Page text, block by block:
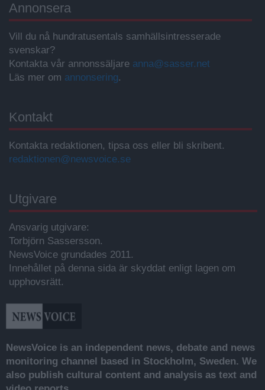
Annonsera
Vill du nå hundratusentals samhällsintresserade
svenskar?
Kontakta vår annonssäljare anna@sasser.net
Läs mer om annonsering.
Kontakt
Kontakta redaktionen, tipsa oss eller bli skribent.
redaktionen@newsvoice.se
Utgivare
Ansvarig utgivare:
Torbjörn Sassersson.
NewsVoice grundades 2011.
Innehållet på denna sida är skyddat enligt lagen om
upphovsrätt.
NewsVoice is an independent news, debate and news
monitoring channel based in Stockholm, Sweden. We
also publish cultural content and analysis as text and